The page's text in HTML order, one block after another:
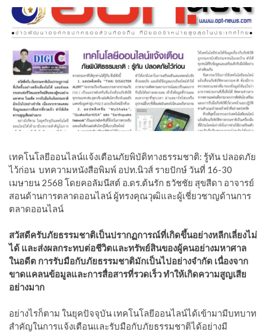
เทคโนโลยีออนไลน์แจ้งเตือนภัยพิบัติทางธรรมชาติ: รู้ทัน ปลอดภัย
ไว้ก่อน บทความหนังสือพิมพ์ อปท.นิวส์ รายปักษ์ วันที่ 16-30
เมษายน 2568 โดยคอลัมนีสต์ อ.ดร.ต้นรัก ธวัชชัย สุขสีดา อาจารย์
สอนด้านการตลาดออนไลน์ ผู้ทรงคุณวุฒิและผู้เชี่ยวชาญด้านการ
ตลาดออนไลน์
สวัสดีครับภัยธรรมชาติเป็นปรากฏการณ์ที่เกิดขึ้นอย่างหลีกเลี่ยงไม่
ได้ และส่งผลกระทบต่อชีวิตและทรัพย์สินของผู้คนอย่างมหาศาล
ในอดีต การรับมือกับภัยธรรมชาติมักเป็นไปอย่างจำกัด เนื่องจาก
ขาดแคลนข้อมูลและการสื่อสารที่รวดเร็ว ทำให้เกิดความสูญเสีย
อย่างมาก
อย่างไรก็ตาม ในยุคปัจจุบัน เทคโนโลยีออนไลน์ได้เข้ามามีบทบาท
สำคัญในการแจ้งเตือนและรับมือกับภัยธรรมชาติได้อย่างมี